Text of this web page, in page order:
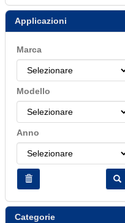
Applicazioni
Marca
Modello
Anno
Categorie